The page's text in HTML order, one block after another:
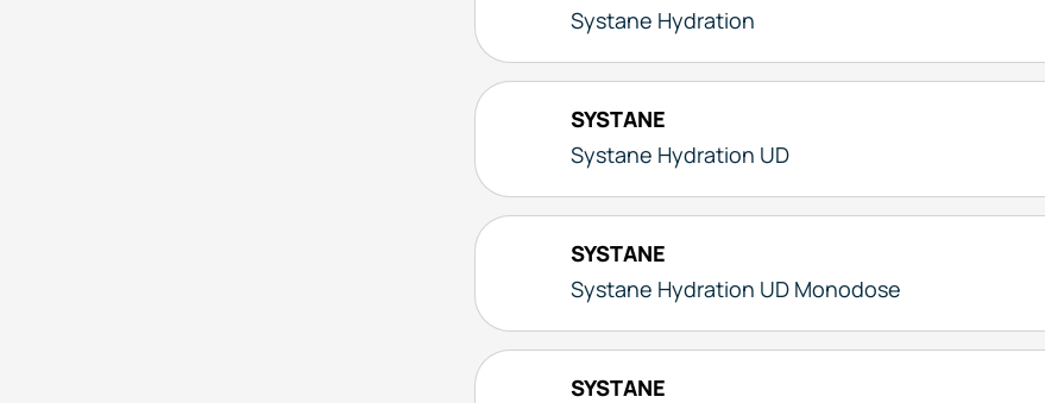
Systane Hydration
SYSTANE
Systane Hydration UD
SYSTANE
Systane Hydration UD Monodose
SYSTANE